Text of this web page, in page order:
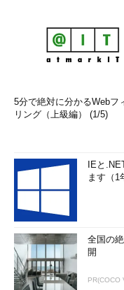
5分で絶対に分かるWebフ
リング（上級編） (1/5)
IEと
ます（
全国の
開
PR(COCO